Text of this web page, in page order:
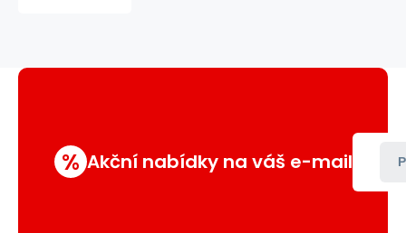
% Akční nabídky na váš e-mail